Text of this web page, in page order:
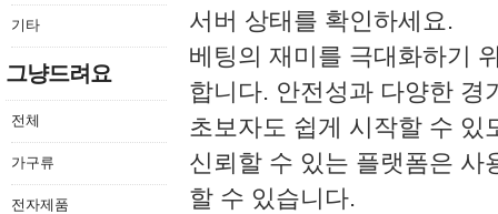
기타
그냥드려요
전체
가구류
전자제품
서버 상태를 확인하세요.
베팅의 재미를 극대화하기
합니다. 안전성과 다양한 경
초보자도 쉽게 시작할 수 있
신뢰할 수 있는 플랫폼은 사
할 수 있습니다.